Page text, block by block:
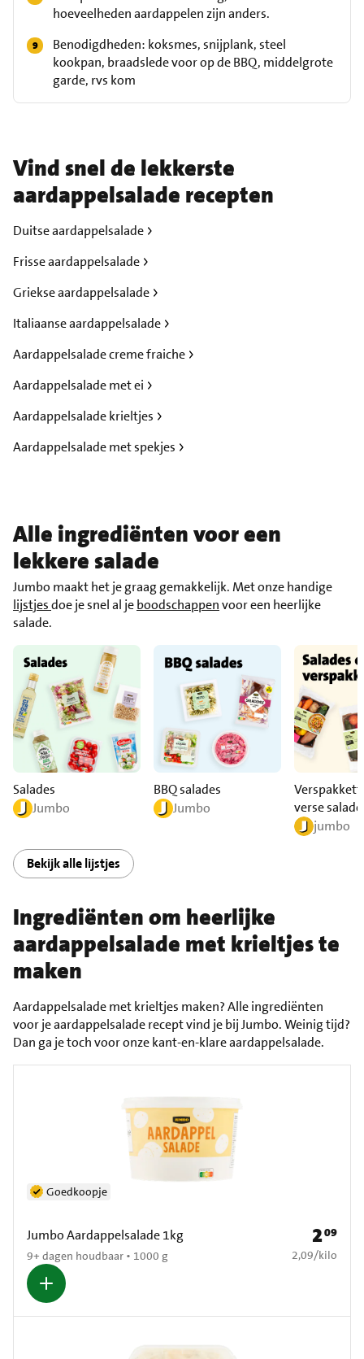
hoeveelheden aardappelen zijn anders.
Benodigdheden: koksmes, snijplank, steel
kookpan, braadslede voor op de BBQ, middelgrote
garde, rvs kom
Vind snel de lekkerste
aardappelsalade recepten
Duitse aardappelsalade
Frisse aardappelsalade
Griekse aardappelsalade
Italiaanse aardappelsalade
Aardappelsalade creme fraiche
Aardappelsalade met ei
Aardappelsalade krieltjes
Aardappelsalade met spekjes
Alle ingrediënten voor een
lekkere salade
Jumbo maakt het je graag gemakkelijk. Met onze handige
lijstjesdoe je snel al jeboodschappenvoor een heerlijke
salade.
Salades
Jumbo
BBQ salades
Jumbo
verse
jumbo
Bekijk alle lijstjes
Ingrediënten om heerlijke
aardappelsalade met krieltjes te
maken
Aardappelsalade met krieltjes maken? Alle ingrediënten
voor je aardappelsalade recept vind je bij Jumbo. Weinig tijd?
Dan ga je toch voor onze kant-en-klare aardappelsalade.
Jumbo Aardappelsalade 1kg
9+ dagen houdbaar • 1000 g
Goedkoopje
Prijs: €
209
€ 2,09 per kilo
2,09/kilo